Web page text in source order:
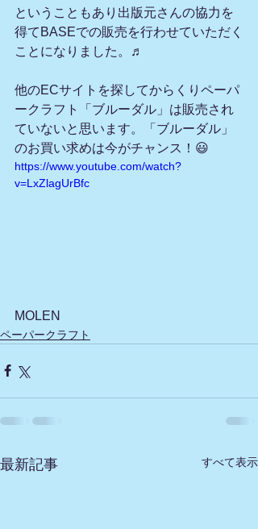
ということもあり出版元さんの協力を
得てBASEでの販売を行わせていただく
ことになりました。♬
他のECサイトを探してからくりペーパ
ークラフト「ブルーダル」は販売され
ていないと思います。「ブルーダル」
のお買い求めは今がチャンス！😃
https://www.youtube.com/watch?
v=LxZlagUrBfc
MOLEN
ペーパークラフト
最新記事 すべて表示